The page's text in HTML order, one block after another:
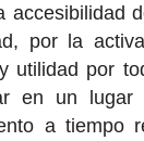
accesibilidad
por la
utilidad por
en un lugar
a tiempo